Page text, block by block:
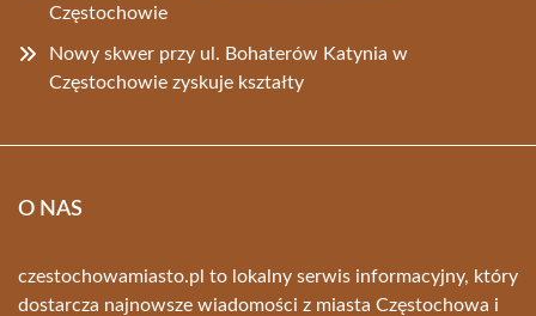
Częstochowie
Nowy skwer przy ul. Bohaterów Katynia w
Częstochowie zyskuje kształty
O NAS
czestochowamiasto.pl to lokalny serwis informacyjny, który
dostarcza najnowsze wiadomości z miasta Częstochowa i